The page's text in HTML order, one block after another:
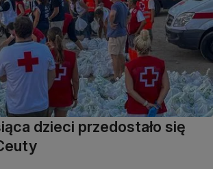
dzieci przedostało się